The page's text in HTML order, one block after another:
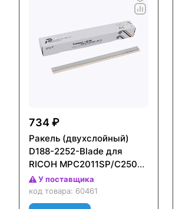
734 ₽
Ракель (двухслойный)
D188-2252-Blade для
RICOH MPC2011SP/C2504,
IM C2500A (CET),
CET281099
У поставщика
код товара: 60461